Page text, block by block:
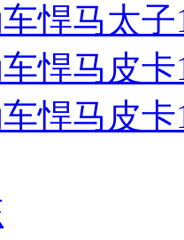
悍马太子
悍马皮卡
悍马皮卡